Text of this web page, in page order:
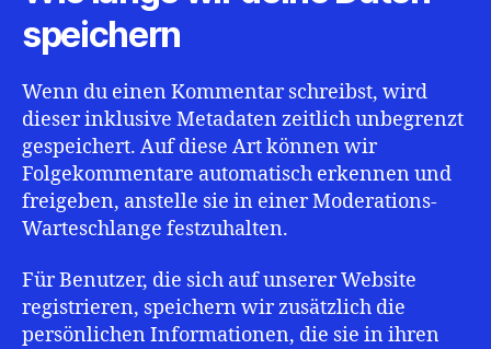
speichern
Wenn du einen Kommentar schreibst, wird
dieser inklusive Metadaten zeitlich unbegrenzt
gespeichert. Auf diese Art können wir
Folgekommentare automatisch erkennen und
freigeben, anstelle sie in einer Moderations-
Warteschlange festzuhalten.
Für Benutzer, die sich auf unserer Website
registrieren, speichern wir zusätzlich die
persönlichen Informationen, die sie in ihren